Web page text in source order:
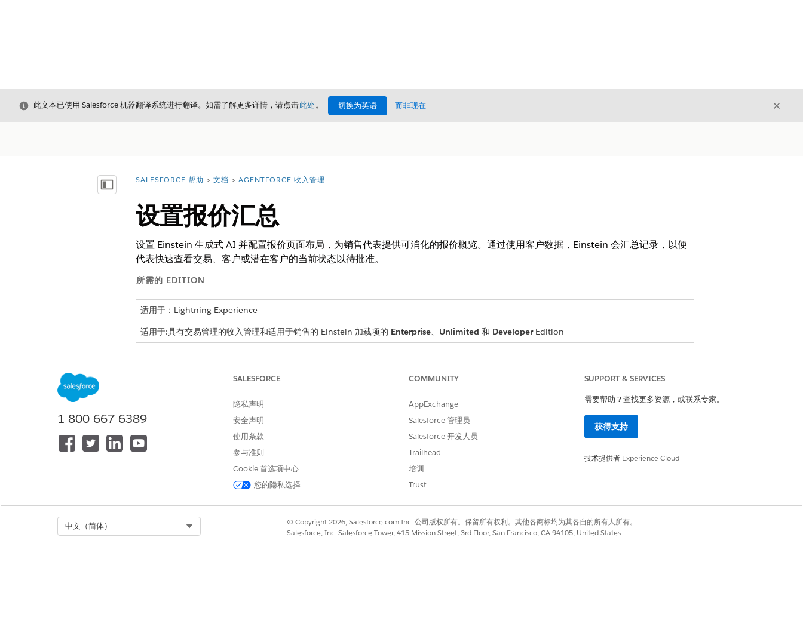
关闭
此文本已使用 Salesforce 机器翻译系统进行翻译。如需了解更多详情，请点击此处。 切换为英语 而非现在 关闭
显示目录 您在此处：
SALESFORCE 帮助 文档 AGENTFORCE 收入管理
设置报价汇总
设置 Einstein 生成式 AI 并配置报价页面布局，为销售代表提供可消化的报价概览。通过使用客户数据，Einstein 会汇总记录，以便
代表快速查看交易、客户或潜在客户的当前状态以待批准。
所需的 EDITION
适用于：Lightning Experience
适用于:具有交易管理的收入管理和适用于销售的 Einstein 加载项的 Enterprise、 Unlimited 和 DeveloperEdition
为用户分配所需的权限集。
Einstein 销售汇总用户
将 Einstein 摘要组件添加到报价页面布局。要了解如何配置记录页面，请参阅
创建和配置 Lightning Experience 记录页面。
单击 Einstein 摘要组件，以编辑属性。
选择记录摘要提示模板类型。选择汇总报价提示模板。保存更改。
保存更改后，验证报价摘要可用性。
1-800-667-6389
SALESFORCE
隐私声明
安全声明
使用条款
参与准则
Cookie 首选项中心
您的隐私选择
COMMUNITY
AppExchange
Salesforce 管理员
Salesforce 开发人员
Trailhead
培训
Trust
SUPPORT & SERVICES
需要帮助？查找更多资源，或联系专家。
获得支持
技术提供者 Experience Cloud
中文（简体）
© Copyright 2026, Salesforce.com Inc. 公司版权所有。保留所有权利。其他各商标均为其各自的所有人所有。
Salesforce, Inc. Salesforce Tower, 415 Mission Street, 3rd Floor, San Francisco, CA 94105, United States